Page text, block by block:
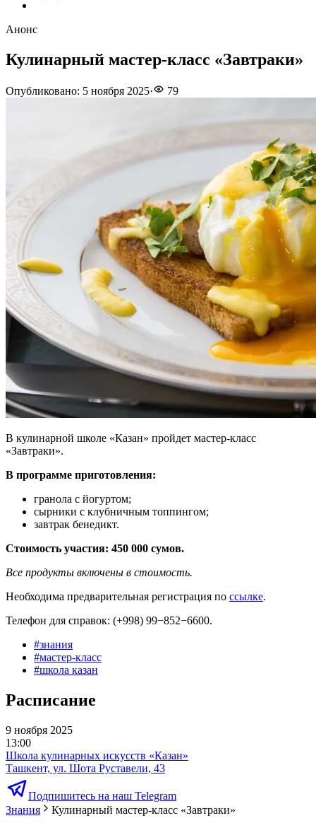
Анонс
Кулинарный мастер-класс «Завтраки»
Опубликовано: 5 ноября 2025· 79
В кулинарной школе «Казан» пройдет мастер-класс
«Завтраки».
В программе приготовления:
гранола с йогуртом;
сырники с клубничным топпингом;
завтрак бенедикт.
Стоимость участия: 450 000 сумов.
Все продукты включены в стоимость.
Необходима предварительная регистрация по ссылке.
Телефон для справок: (+998) 99−852−6600.
#знания
#мастер-класс
#школа казан
Расписание
9 ноября 2025
13:00
Школа кулинарных искусств «Казан»
Ташкент, ул. Шота Руставели, 43
Подпишитесь на наш Telegram
Знания
Кулинарный мастер-класс «Завтраки»